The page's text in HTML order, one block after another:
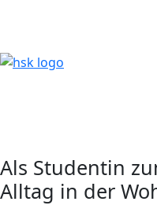
Als Studentin
Alltag in der